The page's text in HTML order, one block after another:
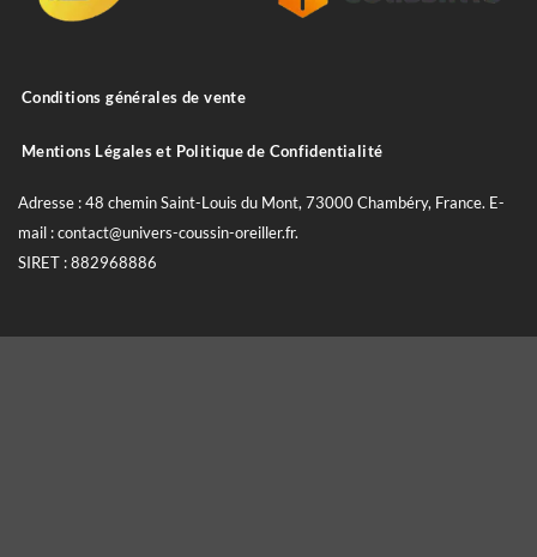
Conditions générales de vente
Mentions Légales et Politique de Confidentialité
Adresse : 48 chemin Saint-Louis du Mont, 73000 Chambéry, France. E-
mail : contact@univers-coussin-oreiller.fr.
SIRET : 882968886